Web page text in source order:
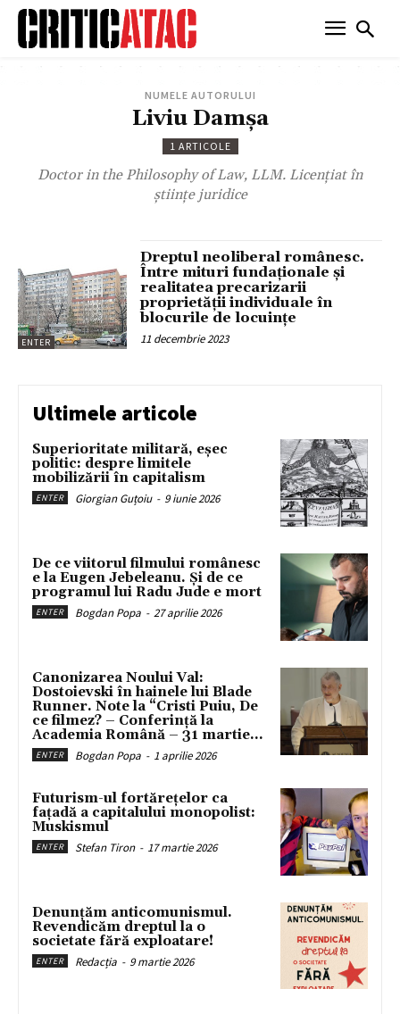
NUMELE AUTORULUI
Liviu Damșa
1 ARTICOLE
Doctor in the Philosophy of Law, LLM. Licențiat în
științe juridice
ENTER
Dreptul neoliberal românesc.
Între mituri fundaționale și
realitatea precarizarii
proprietății individuale în
blocurile de locuințe
11 decembrie 2023
Ultimele articole
Superioritate militară, eșec
politic: despre limitele
mobilizării în capitalism
ENTER Giorgian Guțoiu - 9 iunie 2026
De ce viitorul filmului românesc
e la Eugen Jebeleanu. Și de ce
programul lui Radu Jude e mort
ENTER Bogdan Popa - 27 aprilie 2026
Canonizarea Noului Val:
Dostoievski în hainele lui Blade
Runner. Note la “Cristi Puiu, De
ce filmez? – Conferință la
Academia Română – 31 martie...
ENTER Bogdan Popa - 1 aprilie 2026
Futurism-ul fortărețelor ca
fațadă a capitalului monopolist:
Muskismul
ENTER Stefan Tiron - 17 martie 2026
Denunțăm anticomunismul.
Revendicăm dreptul la o
societate fără exploatare!
ENTER Redacția - 9 martie 2026